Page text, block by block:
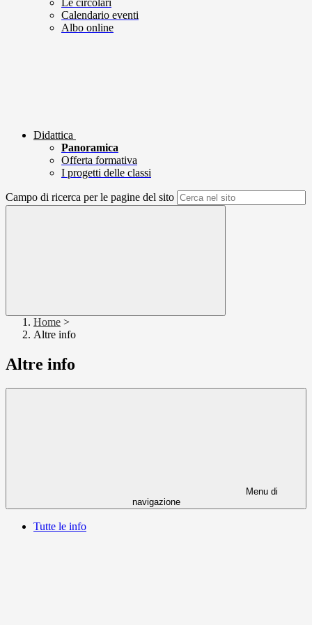
Le circolari
Calendario eventi
Albo online
Didattica
Panoramica
Offerta formativa
I progetti delle classi
Campo di ricerca per le pagine del sito
Home >
Altre info
Altre info
Menu di
navigazione
Tutte le info